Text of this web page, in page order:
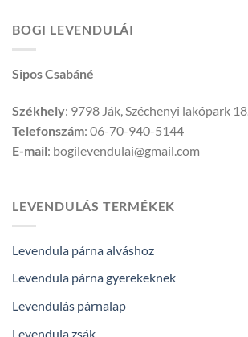
BOGI LEVENDULÁI
Sipos Csabáné
Székhely: 9798 Ják, Széchenyi lakópark 18.
Telefonszám: 06-70-940-5144
E-mail: bogilevendulai@gmail.com
LEVENDULÁS TERMÉKEK
Levendula párna alváshoz
Levendula párna gyerekeknek
Levendulás párnalap
Levendula zsák